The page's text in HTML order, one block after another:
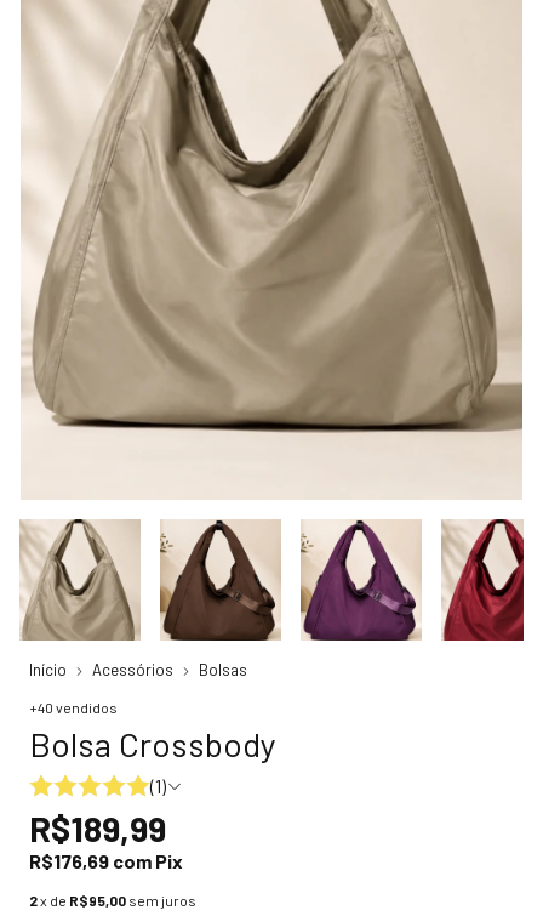
Início Acessórios Bolsas
+40 vendidos
Bolsa Crossbody
(1)
R$189,99
R$176,69 com Pix
2x de R$95,00 sem juros